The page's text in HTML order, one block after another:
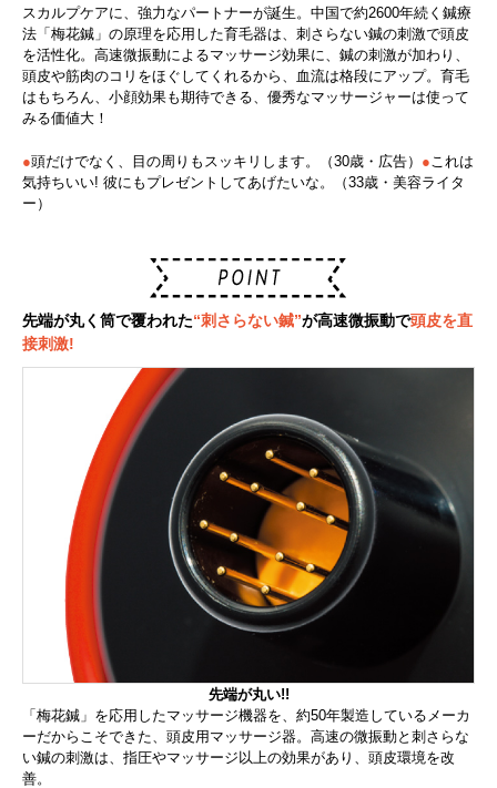
スカルプケアに、強力なパートナーが誕生。中国で約2600年続く鍼療
法「梅花鍼」の原理を応用した育毛器は、刺さらない鍼の刺激で頭皮
を活性化。高速微振動によるマッサージ効果に、鍼の刺激が加わり、
頭皮や筋肉のコリをほぐしてくれるから、血流は格段にアップ。育毛
はもちろん、小顔効果も期待できる、優秀なマッサージャーは使って
みる価値大！
●頭だけでなく、目の周りもスッキリします。（30歳・広告） ● これは
気持ちいい! 彼にもプレゼントしてあげたいな。（33歳・美容ライタ
ー）
先端が丸く筒で覆われた“刺さらない鍼”が高速微振動で頭皮を直
接刺激!
先端が丸い!!
「梅花鍼」を応用したマッサージ機器を、約50年製造しているメーカ
ーだからこそできた、頭皮用マッサージ器。高速の微振動と刺さらな
い鍼の刺激は、指圧やマッサージ以上の効果があり、頭皮環境を改
善。